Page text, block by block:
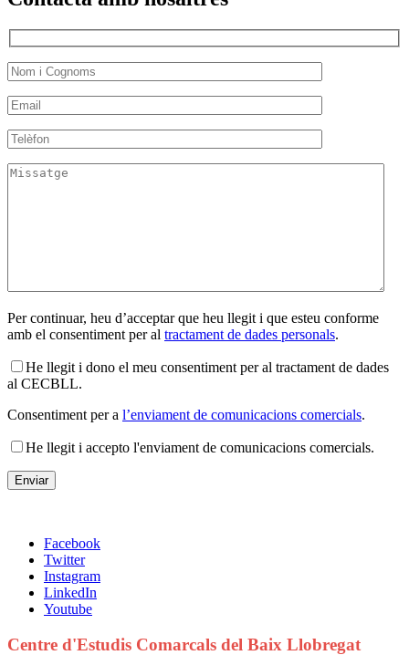
Per continuar, heu d’acceptar que heu llegit i que esteu conforme
amb el consentiment per al tractament de dades personals.
He llegit i dono el meu consentiment per al tractament de dades
al CECBLL.
Consentiment per a l’enviament de comunicacions comercials.
He llegit i accepto l'enviament de comunicacions comercials.
Facebook
Twitter
Instagram
LinkedIn
Youtube
Centre d'Estudis Comarcals del Baix Llobregat